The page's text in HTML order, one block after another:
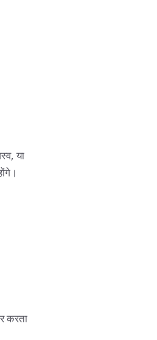
या
करता